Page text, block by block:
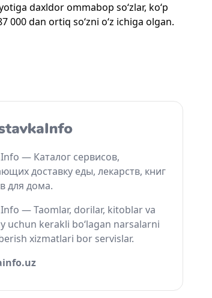
daxldor ommabop so‘zlar, ko‘p
000 dan ortiq so‘zni o‘z ichiga olgan.
— Каталог сервисов,
доставку еды, лекарств, книг
для дома.
— Taomlar, dorilar, kitoblar va
uchun kerakli bo‘lagan narsalarni
xizmatlari bor servislar.